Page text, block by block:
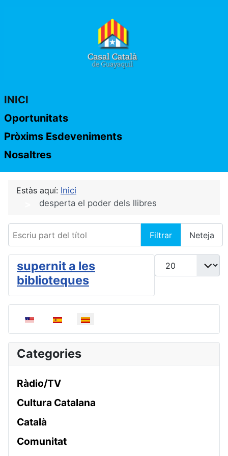
INICI
Oportunitats
Pròxims Esdeveniments
Nosaltres
Estàs aquí: Inici
desperta el poder dels llibres
Escriu part del títol
Filtrar Neteja
Mostrar #
supernit a les
biblioteques
Seleccioni el seu idioma
Categories
Ràdio/TV
Cultura Catalana
Català
Comunitat